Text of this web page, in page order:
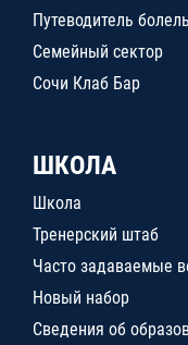
Путеводитель
Семейный сектор
Сочи Клаб Бар
ШКОЛА
Школа
Тренерский штаб
Часто задаваемые
Новый набор
Сведения об